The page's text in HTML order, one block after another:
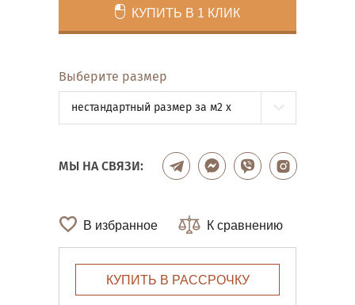
КУПИТЬ В 1 КЛИК
Выберите размер
нестандартный размер за м2 x
МЫ НА СВЯЗИ:
В избранное К сравнению
КУПИТЬ В РАССРОЧКУ